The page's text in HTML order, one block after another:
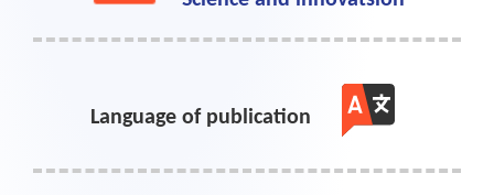
Language of publication